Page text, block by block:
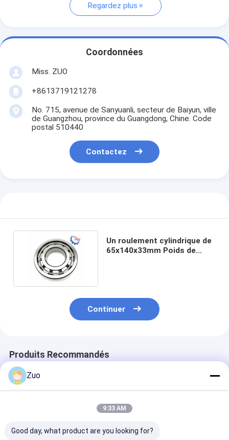
Regardez plus
Coordonnées
Miss. ZUO
+8613719121278
No. 715, avenue de Sanyuanli, secteur de Baiyun, ville
de Guangzhou, province du Guangdong, Chine. Code
postal 510440
Contactez
Un roulement cylindrique de
65x140x33mm Poids de
Continuer
Produits Recommandés
Zuo
9:33 AM
Good day, what product are you looking for?